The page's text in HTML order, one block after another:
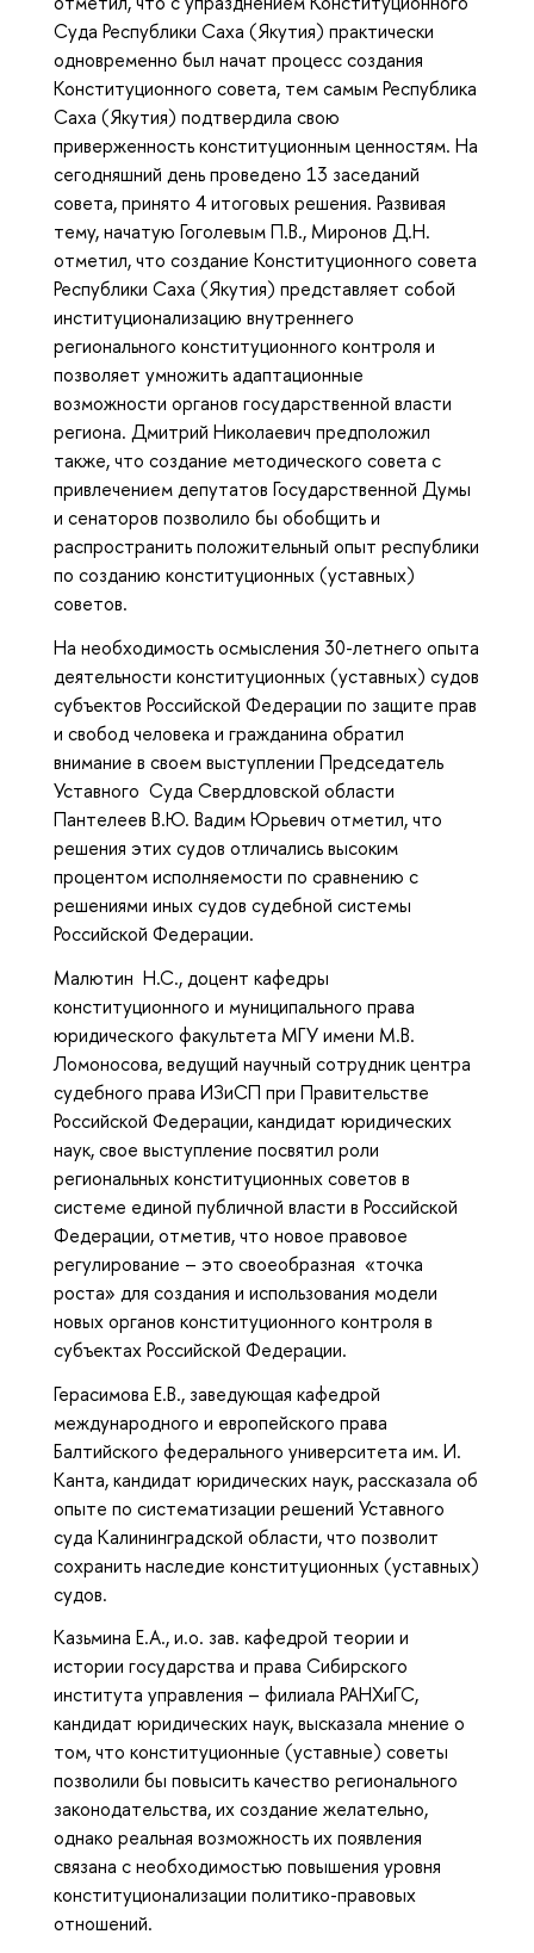
Суда Республики Саха (Якутия) практически
одновременно был начат процесс создания
Конституционного совета, тем самым Республика
Саха (Якутия) подтвердила свою
приверженность конституционным ценностям. На
сегодняшний день проведено 13 заседаний
совета, принято 4 итоговых решения. Развивая
тему, начатую Гоголевым П.В., Миронов Д.Н.
отметил, что создание Конституционного совета
Республики Саха (Якутия) представляет собой
институционализацию внутреннего
регионального конституционного контроля и
позволяет умножить адаптационные
возможности органов государственной власти
региона. Дмитрий Николаевич предположил
также, что создание методического совета с
привлечением депутатов Государственной Думы
и сенаторов позволило бы обобщить и
распространить положительный опыт республики
по созданию конституционных (уставных)
советов.
На необходимость осмысления 30-летнего опыта
деятельности конституционных (уставных) судов
субъектов Российской Федерации по защите прав
и свобод человека и гражданина обратил
внимание в своем выступлении Председатель
Уставного Суда Свердловской области
Пантелеев В.Ю. Вадим Юрьевич отметил, что
решения этих судов отличались высоким
процентом исполняемости по сравнению с
решениями иных судов судебной системы
Российской Федерации.
Малютин Н.С., доцент кафедры
конституционного и муниципального права
юридического факультета МГУ имени М.В.
Ломоносова, ведущий научный сотрудник центра
судебного права ИЗиСП при Правительстве
Российской Федерации, кандидат юридических
наук, свое выступление посвятил роли
региональных конституционных советов в
системе единой публичной власти в Российской
Федерации, отметив, что новое правовое
регулирование – это своеобразная «точка
роста» для создания и использования модели
новых органов конституционного контроля в
субъектах Российской Федерации.
Герасимова Е.В., заведующая кафедрой
международного и европейского права
Балтийского федерального университета им. И.
Канта, кандидат юридических наук, рассказала об
опыте по систематизации решений Уставного
суда Калининградской области, что позволит
сохранить наследие конституционных (уставных)
судов.
Казьмина Е.А., и.о. зав. кафедрой теории и
истории государства и права Сибирского
института управления – филиала РАНХиГС,
кандидат юридических наук, высказала мнение о
том, что конституционные (уставные) советы
позволили бы повысить качество регионального
законодательства, их создание желательно,
однако реальная возможность их появления
связана с необходимостью повышения уровня
конституционализации политико-правовых
отношений.